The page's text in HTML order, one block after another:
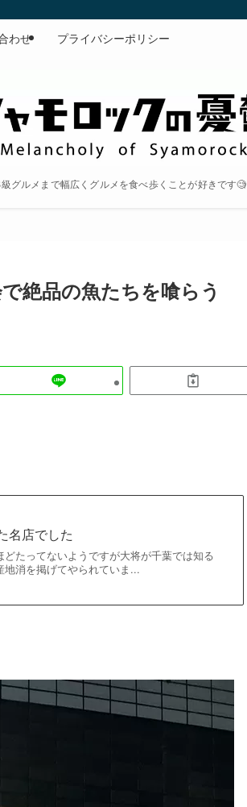
グルメまで幅広くグルメを食べ歩くことが好きです🧐
わせ プライバシーポリシー
絶品の魚たちを喰らう
名店でした
たってないようですが大将が千葉では知る
消を掲げてやられていま...